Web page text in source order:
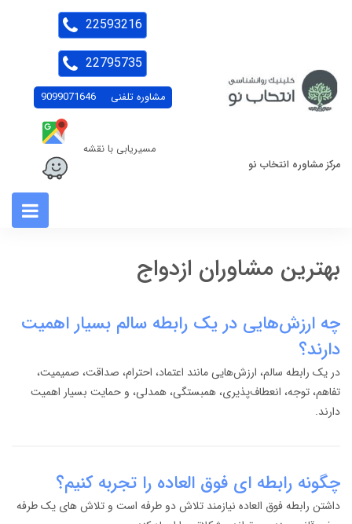
مرکز مشاوره انتخاب نو
مشاوره تلفنی 9099071646
مسیریابی با نقشه
22593216
22795735
بهترین مشاوران ازدواج
چه ارزش‌هایی در یک رابطه سالم بسیار اهمیت
دارند؟
در یک رابطه سالم، ارزش‌هایی مانند اعتماد، احترام، صداقت، صمیمیت،
تفاهم، توجه، انعطاف‌پذیری، همبستگی، همدلی، و حمایت بسیار اهمیت
دارند.
چگونه رابطه ای فوق العاده را تجربه کنیم؟
داشتن رابطه فوق العاده نیازمند تلاش دو طرفه است و تلاش های یک طرفه